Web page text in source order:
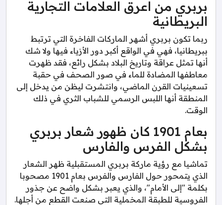
بربري من اعرق العلامات التجارية
البريطانية
ربما تكون بربري أشهر الماركات الفاخرة التي ترتبط
ببريطانيا، فهي في الواقع أكبر دور الأزياء فيها ولا شك
أنها تمثل عراقة وتاريخ البلاد بشكل رائع، فقد ظهرت
معاطفها المضادة للماء في صور الصحف في حقبة
تسعينيات القرن الماضي، وانتشرت ليظن من يدخل إلى
المنطقة أنها اللبس الرسمي للشباب الثري في ذلك
الوقت.
بعام 1901 كان ظهور شعار بربري
بشكل الفرس والفارس
تماشيا مع رؤية ماركة بربري المستقبلية ظهر الشعار
الذي يتمحور حول الفارس والفرس بعام 1901 مصحوبا
بكلمة "إلى الأمام"، والذي يعبر بشكل واضح عن جذور
الفروسية للطبقة المخملية التي صنعت القطع من أجلها.